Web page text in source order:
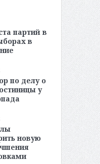
партий в
в
по делу о
у
новую